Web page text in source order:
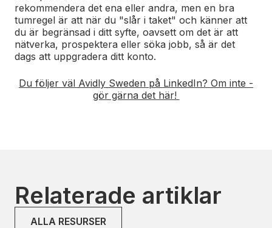
rekommendera det ena eller andra, men en bra
tumregel är att när du "slår i taket" och känner att
du är begränsad i ditt syfte, oavsett om det är att
nätverka, prospektera eller söka jobb, så är det
dags att uppgradera ditt konto.
Du följer väl Avidly Sweden på LinkedIn? Om inte -
gör gärna det här!
Relaterade artiklar
ALLA RESURSER